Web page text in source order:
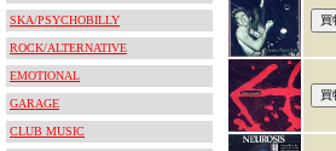
SKA/PSYCHOBILLY
ROCK/ALTERNATIVE
EMOTIONAL
GARAGE
CLUB MUSIC